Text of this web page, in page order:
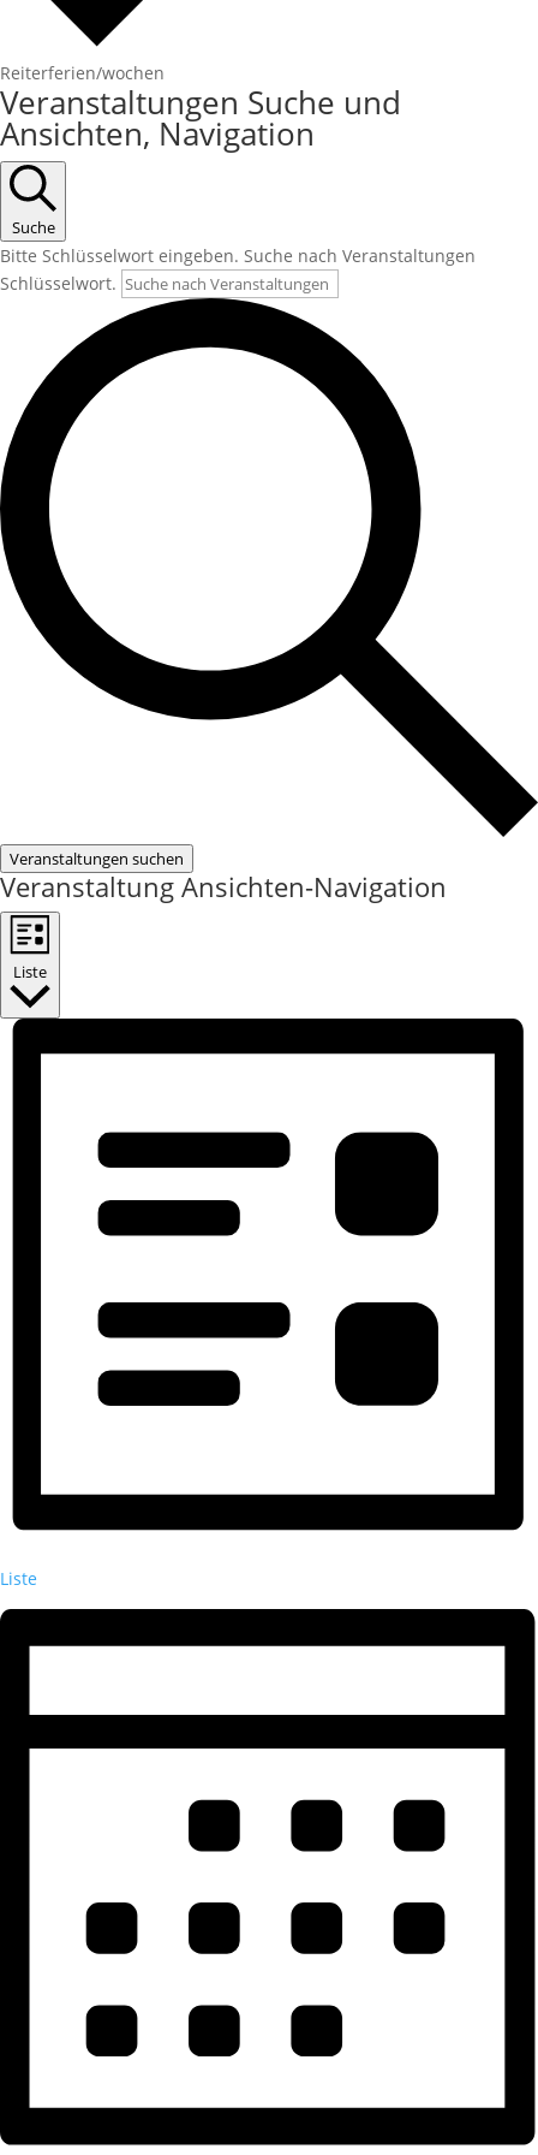
Reiterferien/wochen
Veranstaltungen
Veranstaltungen Suche und
Ansichten, Navigation
Suche
Bitte Schlüsselwort eingeben. Suche nach Veranstaltungen
Schlüsselwort.
Veranstaltungen suchen
Veranstaltung Ansichten-Navigation
Liste
Liste